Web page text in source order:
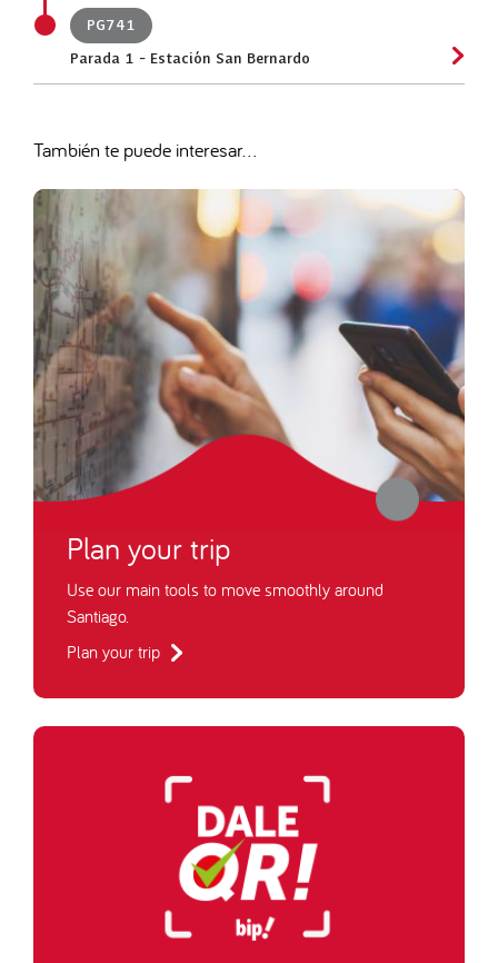
PG741
Parada 1 - Estación San Bernardo
También te puede interesar...
Plan your trip
Use our main tools to move smoothly around
Santiago.
Plan your trip